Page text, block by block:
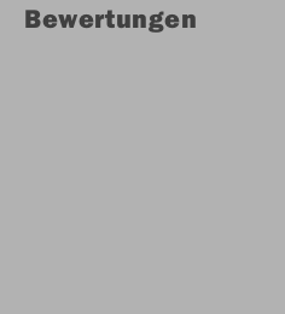
Bewertungen